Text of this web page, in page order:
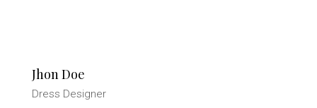
Jhon Doe
Dress Designer